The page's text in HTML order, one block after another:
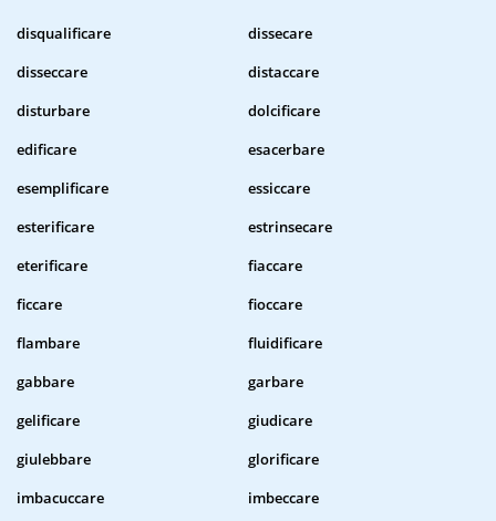
disqualificare
dissecare
disseccare
distaccare
disturbare
dolcificare
edificare
esacerbare
esemplificare
essiccare
esterificare
estrinsecare
eterificare
fiaccare
ficcare
fioccare
flambare
fluidificare
gabbare
garbare
gelificare
giudicare
giulebbare
glorificare
imbacuccare
imbeccare